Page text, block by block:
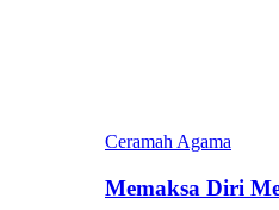
Ceramah Agama
Memaksa Diri